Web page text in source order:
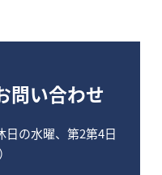
問い合わせ
日の水曜、第2第4日